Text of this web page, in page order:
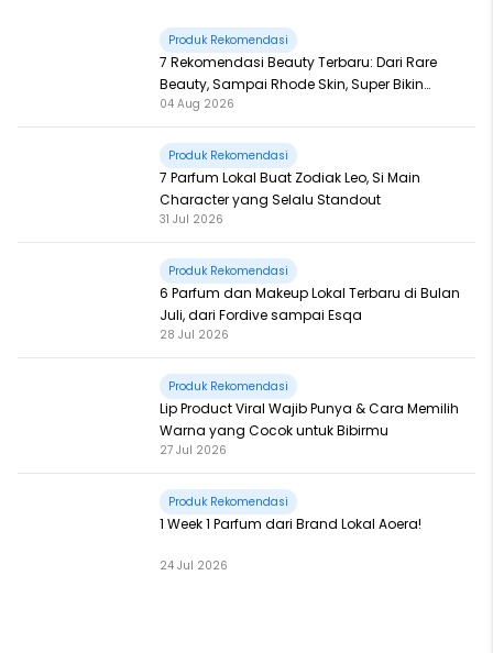
Produk Rekomendasi
7 Rekomendasi Beauty Terbaru: Dari Rare
Beauty, Sampai Rhode Skin, Super Bikin
Fomo
04 Aug 2026
Produk Rekomendasi
7 Parfum Lokal Buat Zodiak Leo, Si Main
Character yang Selalu Standout
31 Jul 2026
Produk Rekomendasi
6 Parfum dan Makeup Lokal Terbaru di Bulan
Juli, dari Fordive sampai Esqa
28 Jul 2026
Produk Rekomendasi
Lip Product Viral Wajib Punya & Cara Memilih
Warna yang Cocok untuk Bibirmu
27 Jul 2026
Produk Rekomendasi
1 Week 1 Parfum dari Brand Lokal Aoera!
24 Jul 2026